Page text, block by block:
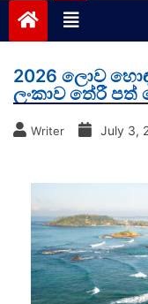
aithiya
Human Rights News
2026 ලොව
ලංකාව තේරී පත්
Writer July 3,